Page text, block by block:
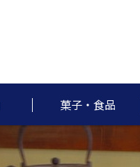
菓子・食品